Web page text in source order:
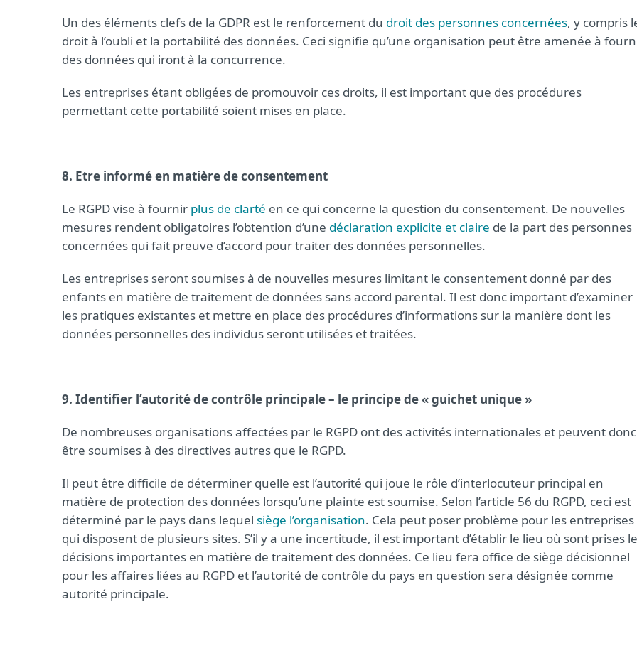
Un des éléments clefs de la GDPR est le renforcement du droit des personnes concernées, y compris
droit à l’oubli et la portabilité des données. Ceci signifie qu’une organisation peut être amenée à
des données qui iront à la concurrence.
Les entreprises étant obligées de promouvoir ces droits, il est important que des procédures
permettant cette portabilité soient mises en place.
8. Etre informé en matière de consentement
Le RGPD vise à fournir plus de clarté en ce qui concerne la question du consentement. De nouvelles
mesures rendent obligatoires l’obtention d’une déclaration explicite et claire de la part des personnes
concernées qui fait preuve d’accord pour traiter des données personnelles.
Les entreprises seront soumises à de nouvelles mesures limitant le consentement donné par des
enfants en matière de traitement de données sans accord parental. Il est donc important d’examiner
les pratiques existantes et mettre en place des procédures d’informations sur la manière dont les
données personnelles des individus seront utilisées et traitées.
9. Identifier l’autorité de contrôle principale – le principe de « guichet unique »
De nombreuses organisations affectées par le RGPD ont des activités internationales et peuvent donc
être soumises à des directives autres que le RGPD.
Il peut être difficile de déterminer quelle est l’autorité qui joue le rôle d’interlocuteur principal en
matière de protection des données lorsqu’une plainte est soumise. Selon l’article 56 du RGPD, ceci est
déterminé par le pays dans lequel siège l’organisation. Cela peut poser problème pour les entreprises
qui disposent de plusieurs sites. S’il y a une incertitude, il est important d’établir le lieu où sont prises
décisions importantes en matière de traitement des données. Ce lieu fera office de siège décisionnel
pour les affaires liées au RGPD et l’autorité de contrôle du pays en question sera désignée comme
autorité principale.